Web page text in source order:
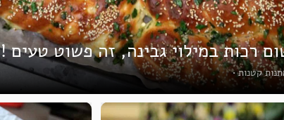
רכות במילוי גבינה, זה פשוט טעים !
קטנות •